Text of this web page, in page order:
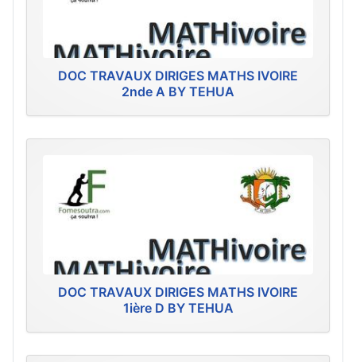
DOC TRAVAUX DIRIGES MATHS IVOIRE
2nde A BY TEHUA
DOC TRAVAUX DIRIGES MATHS IVOIRE
1ière D BY TEHUA